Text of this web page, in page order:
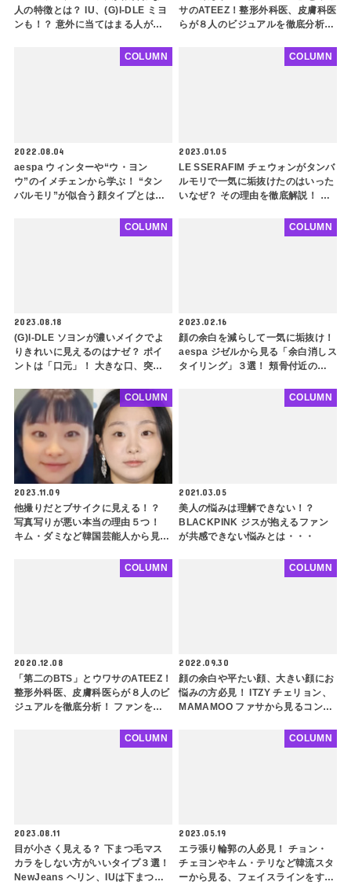
人の特徴とは？ IU、(G)I-DLE ミヨ
ンも！？ 意外に当てはまる人が多
サのATEEZ！整形外科医、皮膚科医
らが８人のビジュアルを徹底分析！
2022.08.04
aespa ウィンターや“ウ・ヨン
ウ”のイメチェンから学ぶ！ “タン
バルモリ”が似合う顔タイプとは？
顔のイメージ操作について解説
COLUMN
2023.01.05
LE SSERAFIM チェウォンがタンバ
ルモリで一気に垢抜けたのはいった
いなぜ？ その理由を徹底解説！ 丸
イメチェン大成功の秘密を紐解く
COLUMN
2023.08.18
(G)I-DLE ソヨンが濃いメイクでよ
りきれいに見えるのはナゼ？ ポイ
ントは「口元」！ 大きな口、突出
クのポイントも紹介
COLUMN
2023.02.16
顔の余白を減らして一気に垢抜け！
aespa ジゼルから見る「余白消しス
タイリング」３選！ 頬骨付近のス
COLUMN
2023.11.09
他撮りだとブサイクに見える！？
写真写りが悪い本当の理由５つ！
キム・ダミなど韓国芸能人から見る
COLUMN
2021.03.05
美人の悩みは理解できない！？
BLACKPINK ジスが抱えるファン
が共感できない悩みとは・・・
COLUMN
2020.12.08
「第二のBTS」とウワサのATEEZ！
整形外科医、皮膚科医らが８人のビ
ジュアルを徹底分析！ ファンをギ
COLUMN
2022.09.30
顔の余白や平たい顔、大きい顔にお
悩みの方必見！ ITZY チェリョン、
MAMAMOO ファサから見るコンプ
COLUMN
2023.08.11
目が小さく見える？ 下まつ毛マス
カラをしない方がいいタイプ３選！
NewJeans ヘリン、IUは下まつ毛
COLUMN
2023.05.19
エラ張り輪郭の人必見！ チョン・
チェヨンやキム・テリなど韓流スタ
ーから見る、フェイスラインをすっ
COLUMN